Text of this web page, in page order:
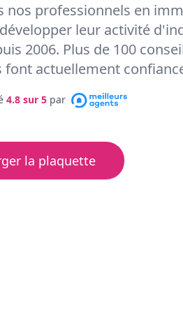
nos professionnels en
leur activité
2006. Plus de 100
font actuellement
4.8 sur 5 par
la plaquette